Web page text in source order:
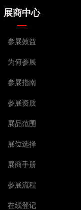
展商中心
参展效益
为何参展
参展指南
参展资质
展品范围
展位选择
展商手册
参展流程
在线登记